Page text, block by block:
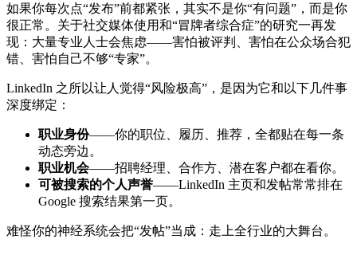
如果你每次点“发布”前都紧张，其实不是你“有问题”，而是你
很正常。关于社交媒体使用和“冒牌者综合症”的研究一再发
现：大量专业人士会焦虑——害怕被评判、害怕在公众场合犯
错、害怕自己不够“专家”。
LinkedIn 之所以让人觉得“风险极高”，是因为它和以下几件事
深度绑定：
职业身份——你的职位、履历、推荐，全都贴在每一条
动态旁边。
职业机会——招聘经理、合作方、潜在客户都在看你。
可被搜索的个人声誉——LinkedIn 主页和发帖常常排在
Google 搜索结果第一页。
难怪你的神经系统会把“发帖”当成：走上全行业的大舞台。